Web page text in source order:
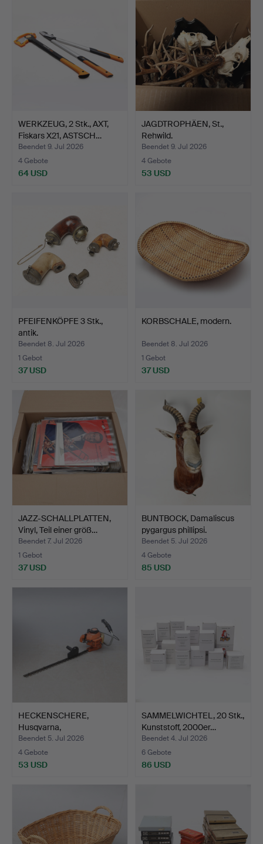
WERKZEUG, 2 Stk., AXT,
Fiskars X21, ASTSCH…
Beendet 9. Jul 2026
4 Gebote
64 USD
JAGDTROPHÄEN, St.,
Rehwild.
Beendet 9. Jul 2026
4 Gebote
53 USD
PFEIFENKÖPFE 3 Stk.,
antik.
Beendet 8. Jul 2026
1 Gebot
37 USD
KORBSCHALE, modern.
Beendet 8. Jul 2026
1 Gebot
37 USD
JAZZ-SCHALLPLATTEN,
Vinyl, Teil einer größ…
Beendet 7. Jul 2026
1 Gebot
37 USD
BUNTBOCK, Damaliscus
pygargus phillipsi.
Beendet 5. Jul 2026
4 Gebote
85 USD
HECKENSCHERE,
Husqvarna,
benzinbetrieben.
Beendet 5. Jul 2026
4 Gebote
53 USD
SAMMELWICHTEL, 20 Stk.,
Kunststoff, 2000er…
Beendet 4. Jul 2026
6 Gebote
86 USD